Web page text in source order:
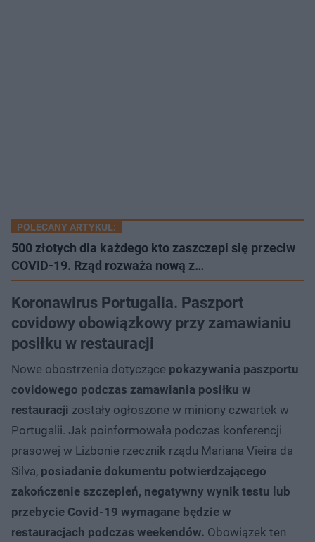
POLECANY ARTYKUŁ:
500 złotych dla każdego kto zaszczepi się przeciw
COVID-19. Rząd rozważa nową z…
Koronawirus Portugalia. Paszport
covidowy obowiązkowy przy zamawianiu
posiłku w restauracji
Nowe obostrzenia dotyczące pokazywania paszportu
covidowego podczas zamawiania posiłku w
restauracji zostały ogłoszone w miniony czwartek w
Portugalii. Jak poinformowała podczas konferencji
prasowej w Lizbonie rzecznik rządu Mariana Vieira da
Silva, posiadanie dokumentu potwierdzającego
zakończenie szczepień, negatywny wynik testu lub
przebycie Covid-19 wymagane będzie w
restauracjach podczas weekendów. Obowiązek ten